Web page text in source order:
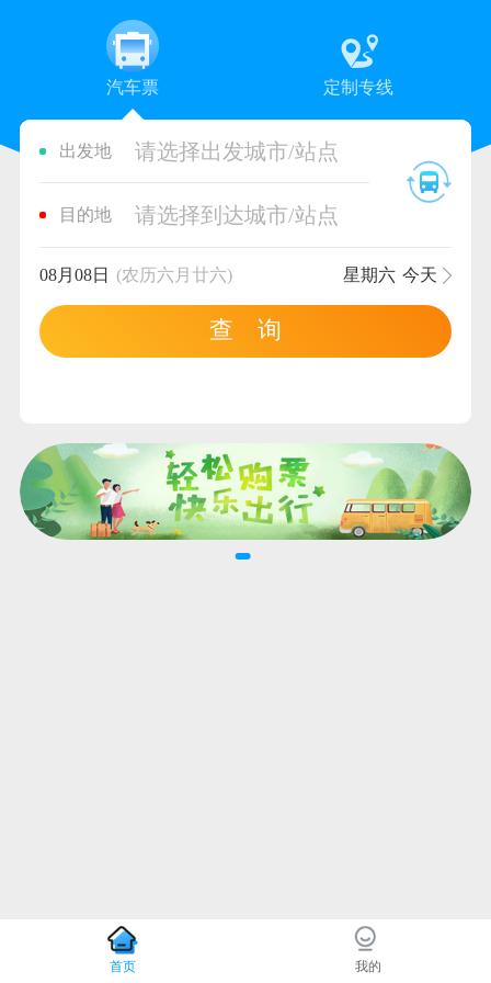
汽车票 定制专线
出发地 请选择出发城市/站点
目的地 请选择到达城市/站点
08月08日 (农历六月廿六) 星期六 今天
查 询
首页 我的